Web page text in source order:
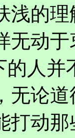
浅的
无动
人并
无论
打动